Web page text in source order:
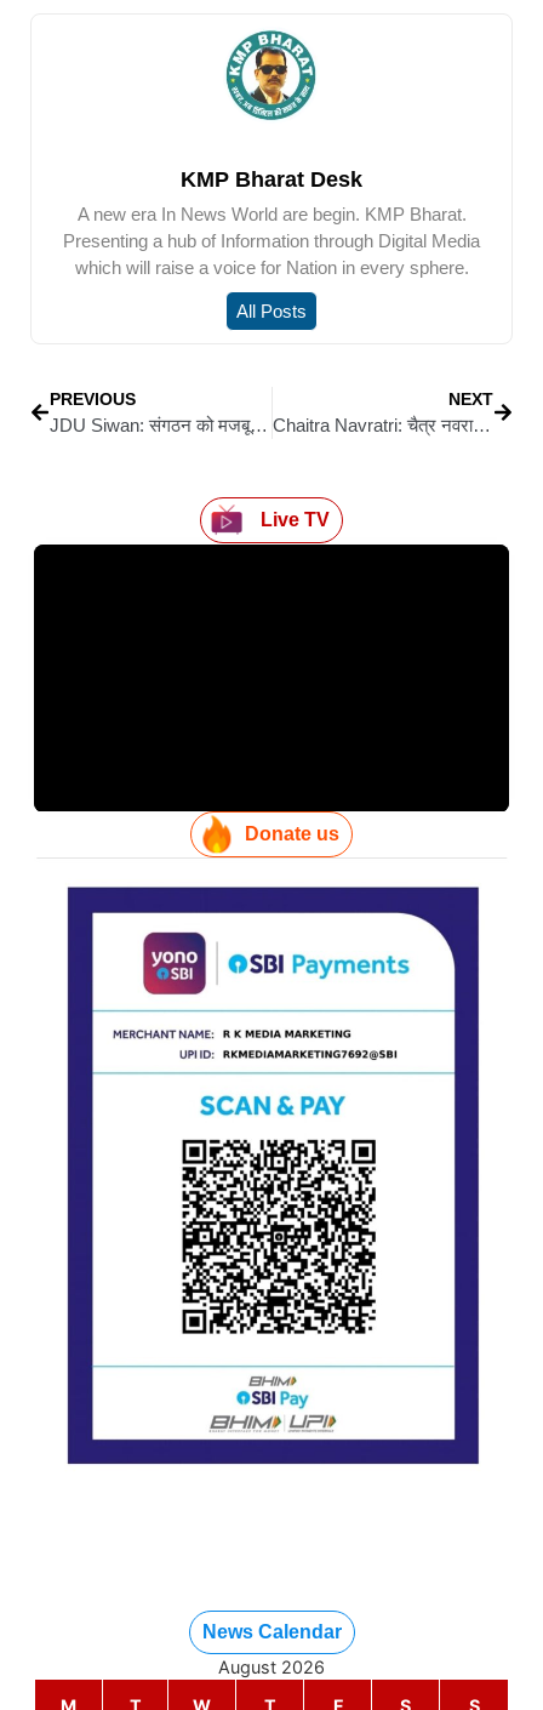
KMP Bharat Desk
A new era In News World are begin. KMP Bharat.
Presenting a hub of Information through Digital Media
which will raise a voice for Nation in every sphere.
All Posts
PREVIOUS
JDU Siwan: संगठन को मजबूत बनाना ही लक्ष्य, मिलजुल कर काम करें कार्यकर्ता: जिशु सिंह
NEXT
Chaitra Navratri: चैत्र नवरात्र पर सिवान में भव्य माँ भगवती जागरण का आयोजन, 23 मार्च को जुटेंगे प्रसिद्ध लोक गायक
Live TV
Donate us
News Calendar
August 2026
M
T W T F S S